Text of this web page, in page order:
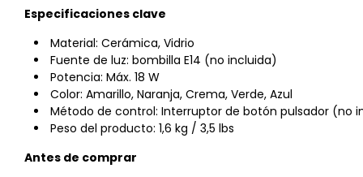
Especificaciones clave
Material: Cerámica, Vidrio
Fuente de luz: bombilla E14 (no incluida)
Potencia: Máx. 18 W
Color: Amarillo, Naranja, Crema, Verde, Azul
Método de control: Interruptor de botón pulsador (no
Peso del producto: 1,6 kg / 3,5 lbs
Antes de comprar